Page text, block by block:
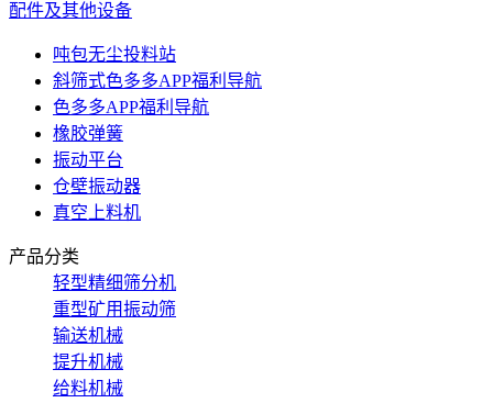
配件及其他设备
吨包无尘投料站
斜筛式色多多APP福利导航
色多多APP福利导航
橡胶弹簧
振动平台
仓壁振动器
真空上料机
产品分类
轻型精细筛分机
重型矿用振动筛
输送机械
提升机械
给料机械